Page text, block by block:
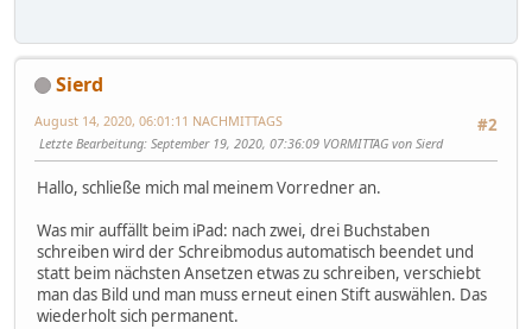
Sierd
#2
August 14, 2020, 06:01:11 NACHMITTAGS
Letzte Bearbeitung: September 19, 2020, 07:36:09 VORMITTAG von Sierd
Hallo, schließe mich mal meinem Vorredner an.
Was mir auffällt beim iPad: nach zwei, drei Buchstaben
schreiben wird der Schreibmodus automatisch beendet und
statt beim nächsten Ansetzen etwas zu schreiben, verschiebt
man das Bild und man muss erneut einen Stift auswählen. Das
wiederholt sich permanent.